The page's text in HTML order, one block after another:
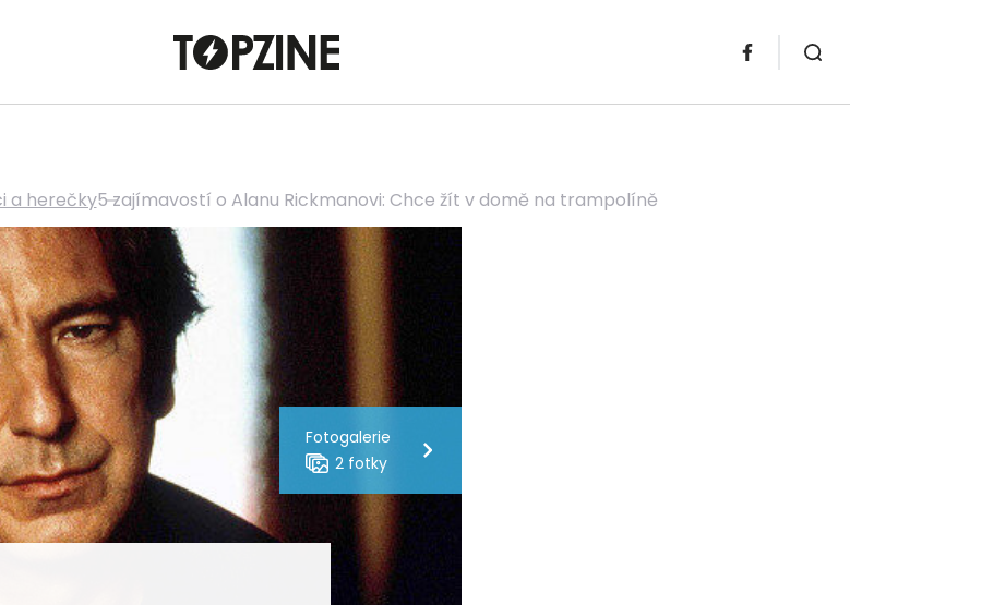
a herečky5 zajímavostí o Alanu Rickmanovi: Chce žít v domě na trampolíně
Fotogalerie
2 fotky